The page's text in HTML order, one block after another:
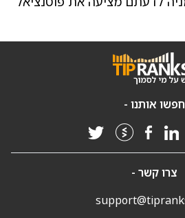
חפשו אותנו -
צרו קשר -